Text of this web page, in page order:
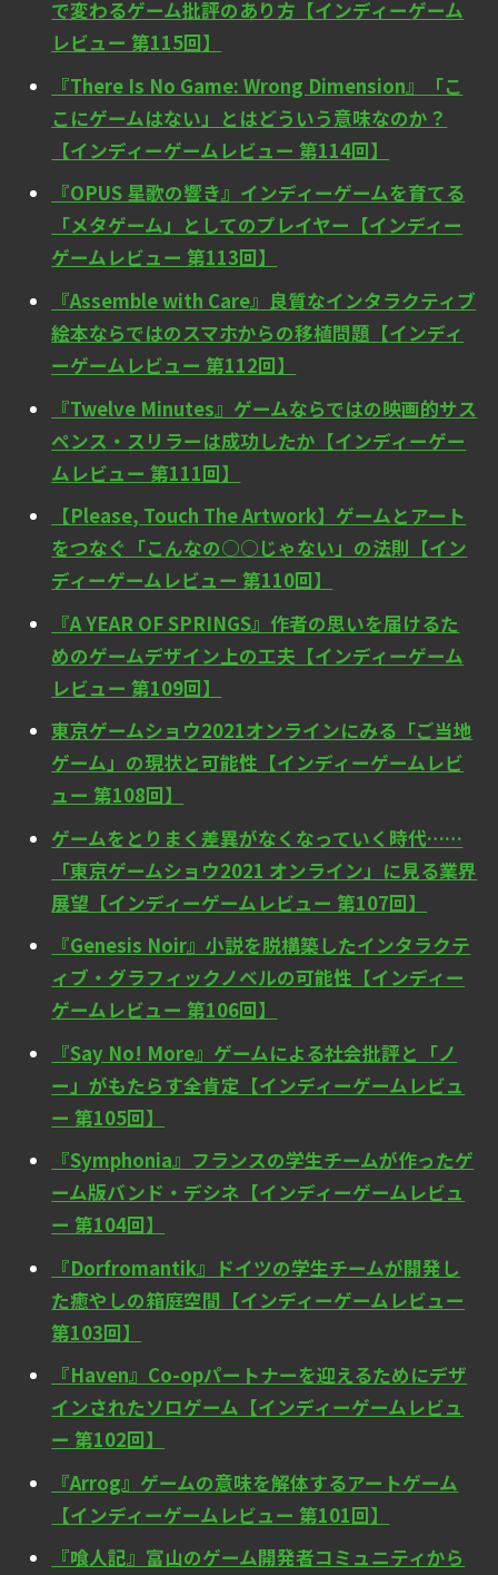
で変わるゲーム批評のあり方【インディーゲーム
レビュー 第115回】
『There Is No Game: Wrong Dimension』「こ
こにゲームはない」とはどういう意味なのか？
【インディーゲームレビュー 第114回】
『OPUS 星歌の響き』インディーゲームを育てる
「メタゲーム」としてのプレイヤー【インディー
ゲームレビュー 第113回】
『Assemble with Care』良質なインタラクティブ
絵本ならではのスマホからの移植問題【インディ
ーゲームレビュー 第112回】
『Twelve Minutes』ゲームならではの映画的サス
ペンス・スリラーは成功したか【インディーゲー
ムレビュー 第111回】
【Please, Touch The Artwork】ゲームとアート
をつなぐ「こんなの○○じゃない」の法則【イン
ディーゲームレビュー 第110回】
『A YEAR OF SPRINGS』作者の思いを届けるた
めのゲームデザイン上の工夫【インディーゲーム
レビュー 第109回】
東京ゲームショウ2021オンラインにみる「ご当地
ゲーム」の現状と可能性【インディーゲームレビ
ュー 第108回】
ゲームをとりまく差異がなくなっていく時代……
「東京ゲームショウ2021 オンライン」に見る業界
展望【インディーゲームレビュー 第107回】
『Genesis Noir』小説を脱構築したインタラクテ
ィブ・グラフィックノベルの可能性【インディー
ゲームレビュー 第106回】
『Say No! More』ゲームによる社会批評と「ノ
ー」がもたらす全肯定【インディーゲームレビュ
ー 第105回】
『Symphonia』フランスの学生チームが作ったゲ
ーム版バンド・デシネ【インディーゲームレビュ
ー 第104回】
『Dorfromantik』ドイツの学生チームが開発し
た癒やしの箱庭空間【インディーゲームレビュー
第103回】
『Haven』Co-opパートナーを迎えるためにデザ
インされたソロゲーム【インディーゲームレビュ
ー 第102回】
『Arrog』ゲームの意味を解体するアートゲーム
【インディーゲームレビュー 第101回】
『喰人記』富山のゲーム開発者コミュニティから